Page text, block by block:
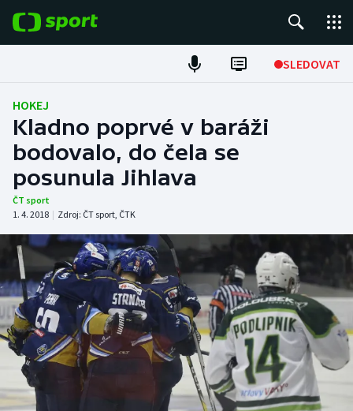
SLEDOVAT
Fotbal
Hokej
Tenis
Atletika
Cyklistika
DALŠÍ SPORTY
Americký fotbal
Baseball a softbal
Basketbal
NEPŘEHLÉDNĚTE
Soutěže
Historické návraty
HOKEJ
Kladno poprvé v baráži
bodovalo, do čela se
posunula Jihlava
ČT sport
1. 4. 2018 | Zdroj: ČT sport, ČTK